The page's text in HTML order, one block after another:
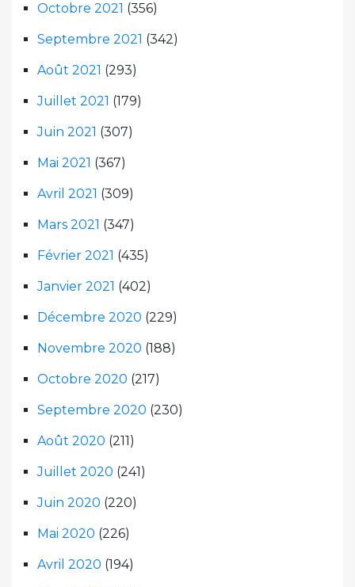
Octobre 2021 (356)
Septembre 2021 (342)
Août 2021 (293)
Juillet 2021 (179)
Juin 2021 (307)
Mai 2021 (367)
Avril 2021 (309)
Mars 2021 (347)
Février 2021 (435)
Janvier 2021 (402)
Décembre 2020 (229)
Novembre 2020 (188)
Octobre 2020 (217)
Septembre 2020 (230)
Août 2020 (211)
Juillet 2020 (241)
Juin 2020 (220)
Mai 2020 (226)
Avril 2020 (194)